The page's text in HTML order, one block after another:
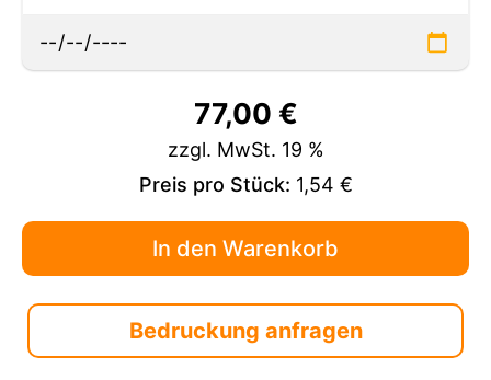
77,00 €
zzgl. MwSt. 19 %
Preis pro Stück: 1,54 €
Bedruckung anfragen